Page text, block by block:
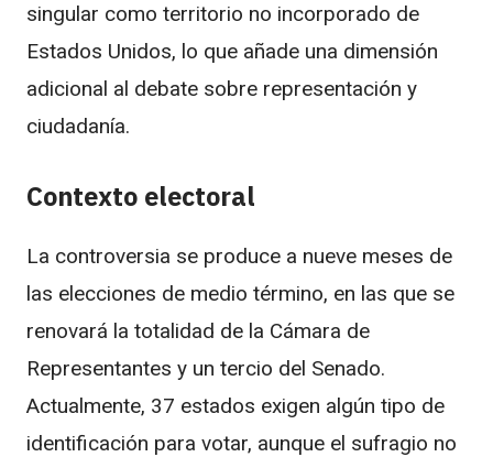
singular como territorio no incorporado de
Estados Unidos, lo que añade una dimensión
adicional al debate sobre representación y
ciudadanía.
Contexto electoral
La controversia se produce a nueve meses de
las elecciones de medio término, en las que se
renovará la totalidad de la Cámara de
Representantes y un tercio del Senado.
Actualmente, 37 estados exigen algún tipo de
identificación para votar, aunque el sufragio no